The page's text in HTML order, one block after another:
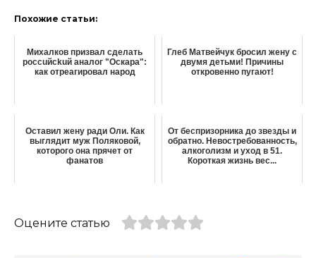
Похожие статьи:
Михалков призвал сделать
россuйсkuй аналог "Оскара":
как отреагировал народ
Глеб Матвейчук бросил жену с
двумя детьми! Причины
откровенно пугают!
Оставил жену ради Оли. Как
выглядит муж Поляковой,
которого она прячет от
фанатов
От беспризорника до звезды и
обратно. Невостребованность,
алкоголизм и уход в 51.
Короткая жизнь вес...
Оцените статью